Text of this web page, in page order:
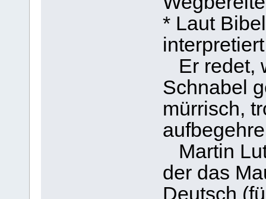
* Laut
Er redet,
Schnabel
mürrisch,
Martin
der das
Deutsch